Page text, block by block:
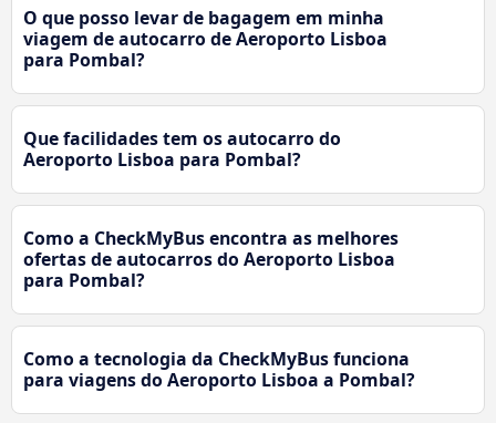
O que posso levar de bagagem em minha
viagem de autocarro de Aeroporto Lisboa
para Pombal?
Que facilidades tem os autocarro do
Aeroporto Lisboa para Pombal?
Como a CheckMyBus encontra as melhores
ofertas de autocarros do Aeroporto Lisboa
para Pombal?
Como a tecnologia da CheckMyBus funciona
para viagens do Aeroporto Lisboa a Pombal?